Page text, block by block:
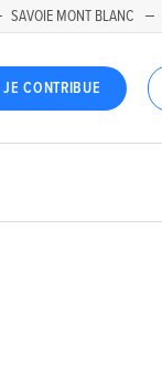
SAVOIE MONT BLANC
JE CONTRIBUE